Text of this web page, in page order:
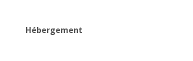
Hébergement